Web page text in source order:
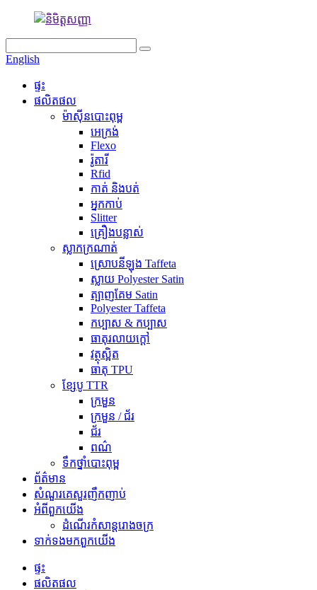
English
ផ្ទះ
ផលិតផល
ម៉ាស៊ីនបោះពុម្ព
អេក្រង់
Flexo
រ៉ូតារី
Rfid
កាត់ និងបត់
អ្នកកាប់
Slitter
គ្រឿងបន្លាស់
ស្លាកក្រណាត់
ស្រោបនីឡុង Taffeta
ស្លាយ Polyester Satin
ត្បាញគែម Satin
Polyester Taffeta
កប្បាស & កប្បាស
ធាតុរលាយក្តៅ
វត្ថុស្អិត
ធាតុ TPU
ខ្សែបូ TTR
ក្រមួន
ក្រមួន / ជ័រ
ជ័រ
ពណ៌
ទឹកថ្នាំបោះពុម្ព
ព័ត៌មាន
សំណួរគេសួរញឹកញាប់
អំពី​ពួក​យើង
ដំណើរកំសាន្តរោងចក្រ
ទាក់ទង​មក​ពួក​យើង
ផ្ទះ
ផលិតផល